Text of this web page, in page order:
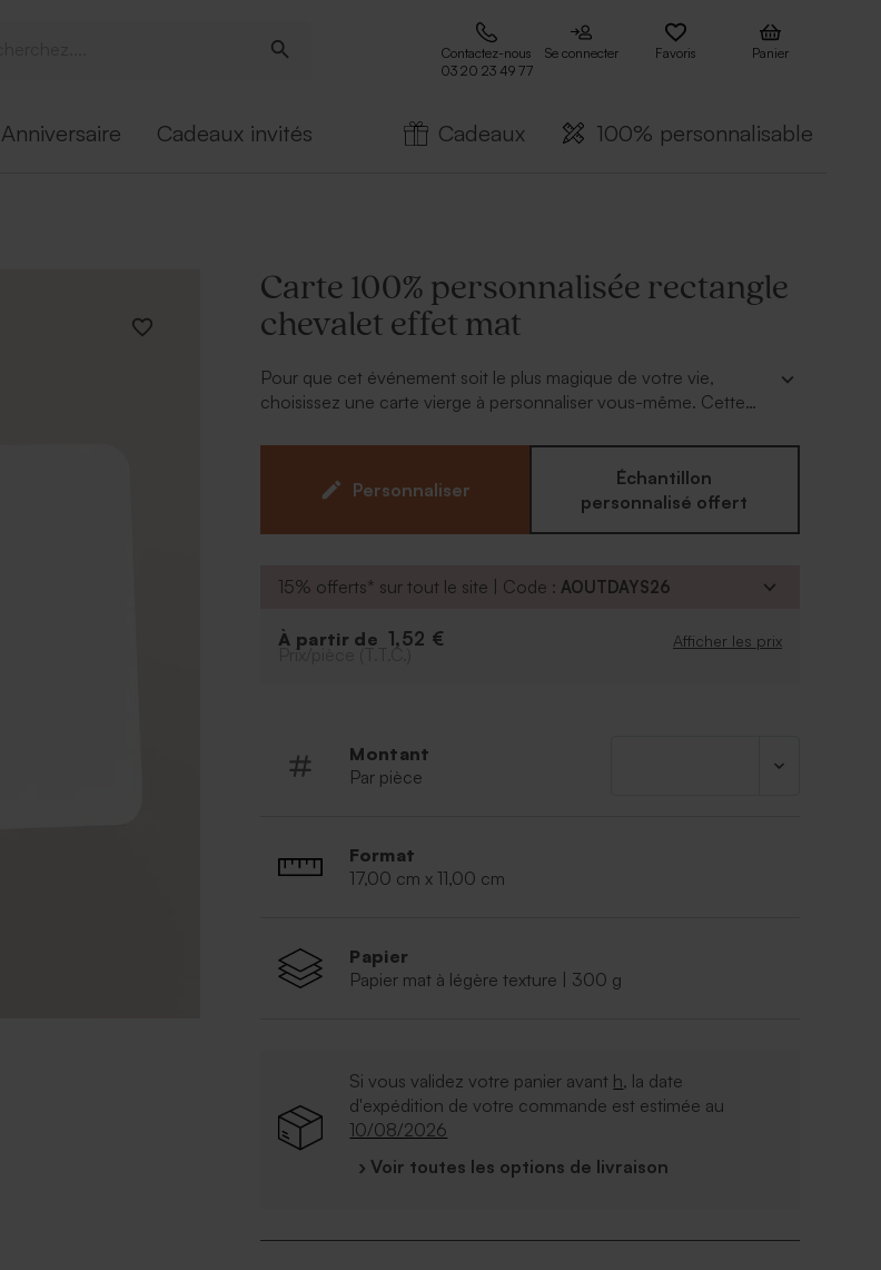
Contactez-nous
03 20 23 49 77
Se connecter Favoris Panier
Anniversaire Cadeaux invités Cadeaux 100% personnalisable
Carte 100% personnalisée rectangle
chevalet effet mat
Pour que cet événement soit le plus magique de votre vie,
choisissez une carte vierge à personnaliser vous-même. Cette
vous facilitera la tâche. Créez votre création au format de ce
modèle (17x11 cm) et en quelques clics, votre création unique est
prête ! Retrouvez ce modèle en version brillante ou sans les bords
Personnaliser
Échantillon
personnalisé offert
15% offerts* sur tout le site | Code :AOUTDAYS26
À partir de 1,52 € Afficher les prix
Prix/pièce (T.T.C.)
Montant
Par pièce
Format
17,00 cm x 11,00 cm
Papier
Papier mat à légère texture | 300 g
Si vous validez votre panier avant h, la date
d'expédition de votre commande est estimée au
10/08/2026
› Voir toutes les options de livraison